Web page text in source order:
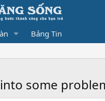
Bảng Tin
some